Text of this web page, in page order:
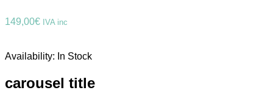
149,00€ IVA inc
Availability: In Stock
carousel title